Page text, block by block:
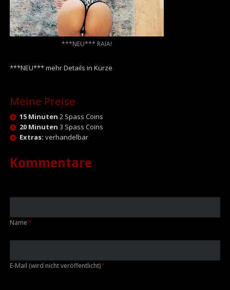
***NEU*** RAIA!
***NEU*** mehr Details in Kürze
Meine Preise
15 Minuten 2 Spass Coins
20 Minuten 3 Spass Coins
Extras: verhandelbar
Kommentare
Pflichtfeld
Name*
Pflichtfeld
E-Mail (wird nicht veröffentlicht)*